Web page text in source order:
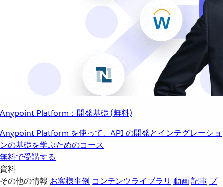
Anypoint Platform：開発基礎 (無料)
Anypoint Platform を使って、API の開発とインテグレーショ
ンの基礎を学ぶためのコース
無料で受講する
資料
その他の情報 お客様事例 コンテンツライブラリ 動画記事 プ